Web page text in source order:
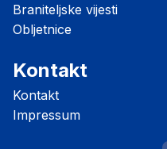
Braniteljske vijesti
Obljetnice
Kontakt
Kontakt
Impressum